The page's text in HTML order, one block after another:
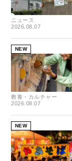
ニュース
2026.08.07
NEW
教養・カルチャー
2026.08.07
NEW